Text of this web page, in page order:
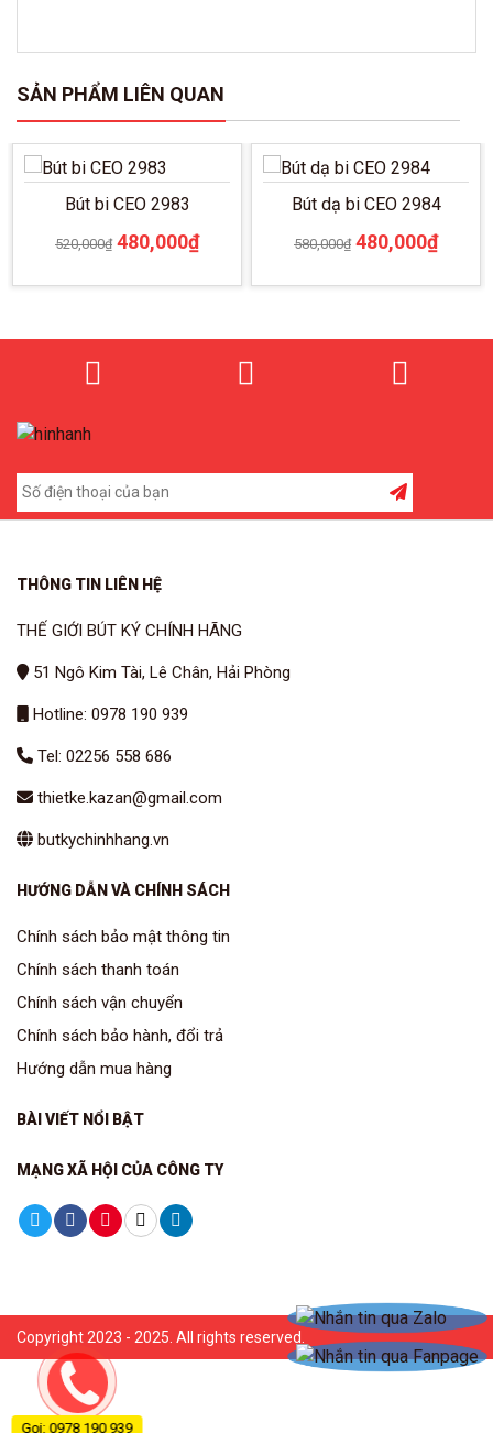
SẢN PHẨM LIÊN QUAN
Bút bi CEO 2983
520,000₫ Giá
480,000₫Giá
480,000₫.
Bút dạ bi CEO 2984
580,000₫ Giá
480,000₫Giá
THÔNG TIN LIÊN HỆ
THẾ GIỚI BÚT KÝ CHÍNH HÃNG
51 Ngô Kim Tài, Lê Chân, Hải Phòng
Hotline: 0978 190 939
Tel: 02256 558 686
thietke.kazan@gmail.com
butkychinhhang.vn
HƯỚNG DẪN VÀ CHÍNH SÁCH
Chính sách bảo mật thông tin
Chính sách thanh toán
Chính sách vận chuyển
Chính sách bảo hành, đổi trả
Hướng dẫn mua hàng
BÀI VIẾT NỔI BẬT
MẠNG XÃ HỘI CỦA CÔNG TY
Copyright 2023 - 2025. All rights reserved.
Gọi: 0978 190 939